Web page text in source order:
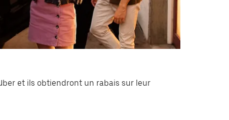
et ils obtiendront un rabais sur leur